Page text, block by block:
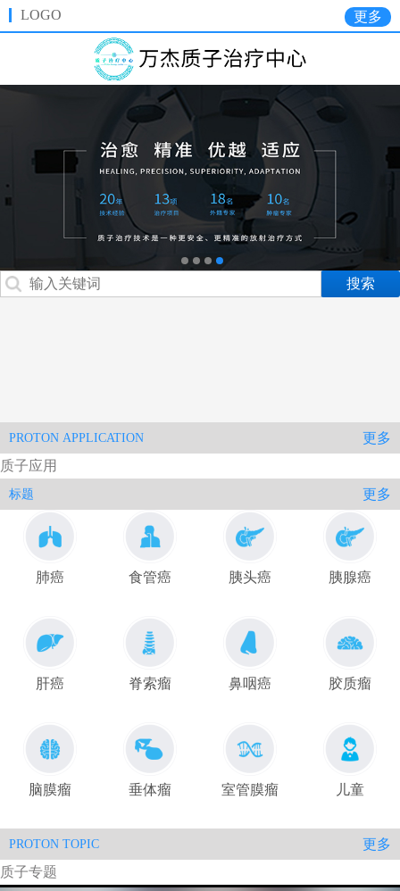
LOGO 更多
PROTON APPLICATION
更多
质子应用
标题 更多
肺癌 食管癌 胰头癌 胰腺癌
肝癌 脊索瘤 鼻咽癌 胶质瘤
脑膜瘤 垂体瘤 室管膜瘤 儿童
PROTON TOPIC
更多
质子专题